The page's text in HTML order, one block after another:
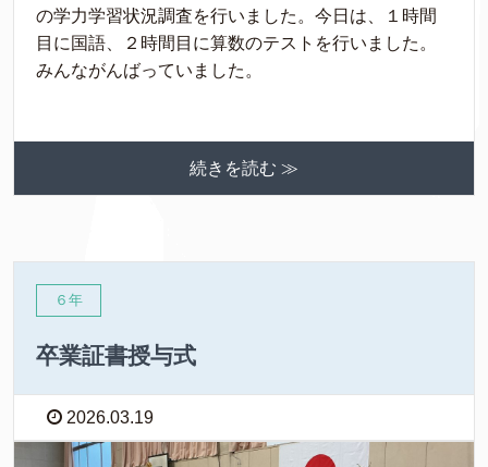
の学力学習状況調査を行いました。今日は、１時間
目に国語、２時間目に算数のテストを行いました。
みんながんばっていました。
続きを読む ≫
６年
卒業証書授与式
2026.03.19